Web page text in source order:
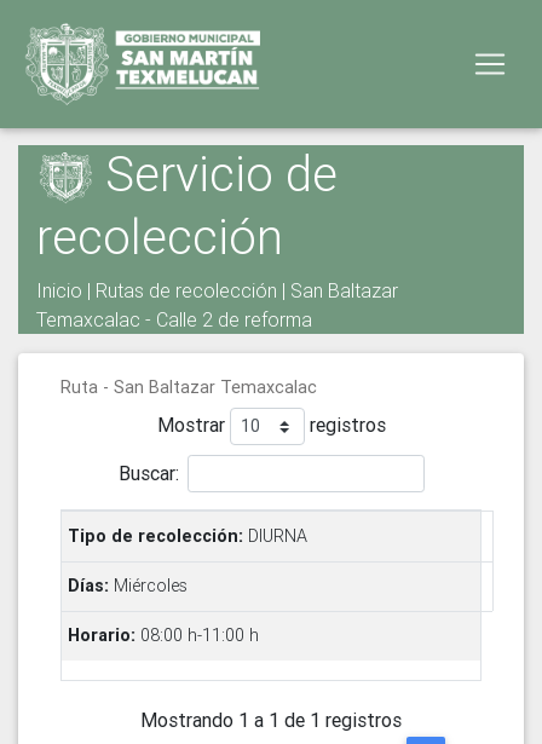
Servicio de
recolección
Inicio | Rutas de recolección | San Baltazar
Temaxcalac - Calle 2 de reforma
Ruta - San Baltazar Temaxcalac
Mostrar
registros
Buscar:
DIURNA
Miércoles
08:00 h-11:00 h
Mostrando 1 a 1 de 1 registros